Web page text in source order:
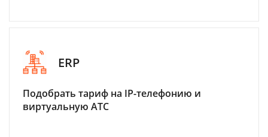
ERP
Подобрать тариф на IP-телефонию и
виртуальную АТС